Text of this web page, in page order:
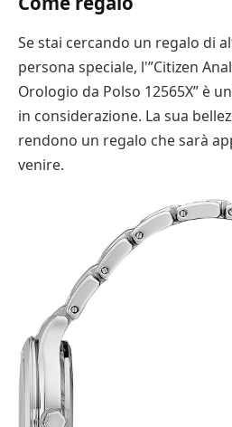
Se stai cercando un regalo di
persona speciale, l'”Citizen
Orologio da Polso 12565X” è
in considerazione. La sua
rendono un regalo che sarà
venire.